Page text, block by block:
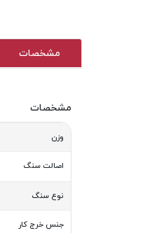
مشخصات
مشخصات
وزن
اصالت سنگ
نوع سنگ
جنس خرج کار